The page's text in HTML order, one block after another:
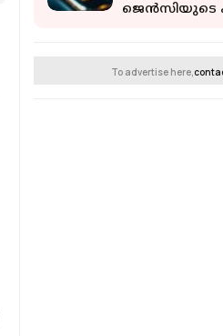
ജെന്‍സിയുടെ
To advertise here,